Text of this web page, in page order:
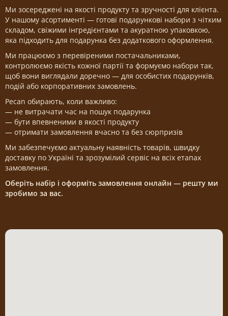
Ми зосереджені на якості продукту та зручності для клієнта.
У нашому асортименті — готові подарункові набори з чітким
складом, свіжими інгредієнтами та акуратною упаковкою,
яка підходить для подарунка без додаткового оформлення.
Ми працюємо з перевіреними постачальниками,
контролюємо якість кожної партії та формуємо набори так,
щоб вони виглядали доречно — для особистих подарунків,
подій або корпоративних замовлень.
Pecan обирають, коли важливо:
— не витрачати час на пошук подарунка
— бути впевненими в якості продукту
— отримати замовлення вчасно та без сюрпризів
Ми забезпечуємо актуальну наявність товарів, швидку
доставку по Україні та зрозумілий сервіс на всіх етапах
замовлення.
Оберіть набір і оформіть замовлення онлайн — решту ми
зробимо за вас.